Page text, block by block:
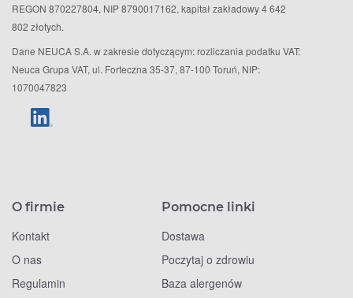
REGON 870227804, NIP 8790017162, kapitał zakładowy 4 642
802 złotych.
Dane NEUCA S.A. w zakresie dotyczącym: rozliczania podatku VAT:
Neuca Grupa VAT, ul. Forteczna 35-37, 87-100 Toruń, NIP:
1070047823
O firmie
Kontakt
O nas
Regulamin
Pomocne linki
Dostawa
Poczytaj o zdrowiu
Baza alergenów